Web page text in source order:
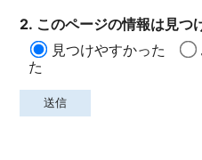
2. このページの情報は見つ
見つけやすかった
た